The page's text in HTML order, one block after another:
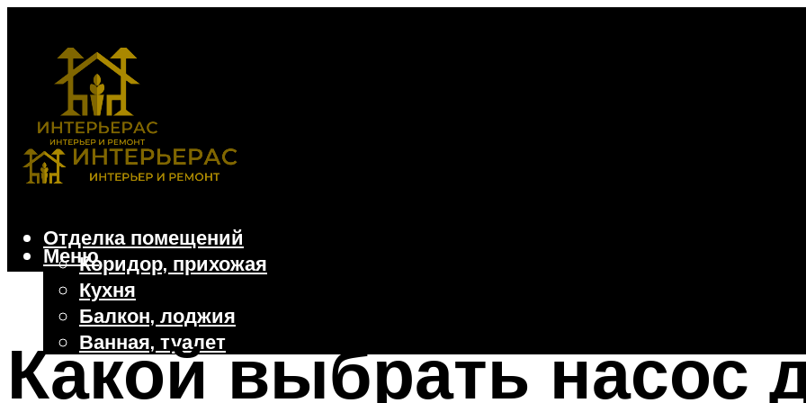
Отделка помещений
Коридор, прихожая
Кухня
Балкон, лоджия
Ванная, туалет
Дачные и частные дома
Отделочные материалы
Меню
Какой выбрать насос